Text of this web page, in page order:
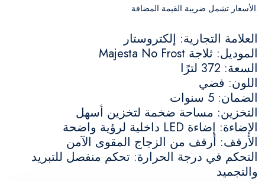
.الأسعار تشمل ضريبة القيمة المضافة
العلامة التجارية: إلكتروستار
الموديل: ثلاجة Majesta No Frost
السعة: 372 لترًا
اللون: فضي
الضمان: 5 سنوات
التخزين: مساحة ضخمة لتخزين أسهل
الإضاءة: إضاءة LED داخلية لرؤية واضحة
الأرفف: أرفف من الزجاج المقوى الآمن
التحكم في درجة الحرارة: تحكم منفصل للتبريد
والتجميد